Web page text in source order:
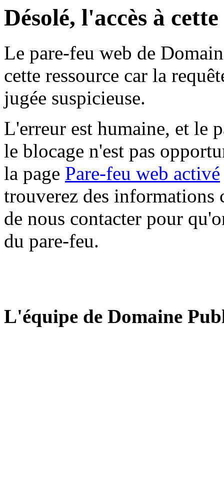
Désolé, l'accès à
Le pare-feu web de
cette ressource car la
jugée suspicieuse.
L'erreur est humaine, et le
le blocage n'est pas
la page Pare-feu web activé
trouverez des informations
de nous contacter pour
du pare-feu.
L'équipe de Domaine